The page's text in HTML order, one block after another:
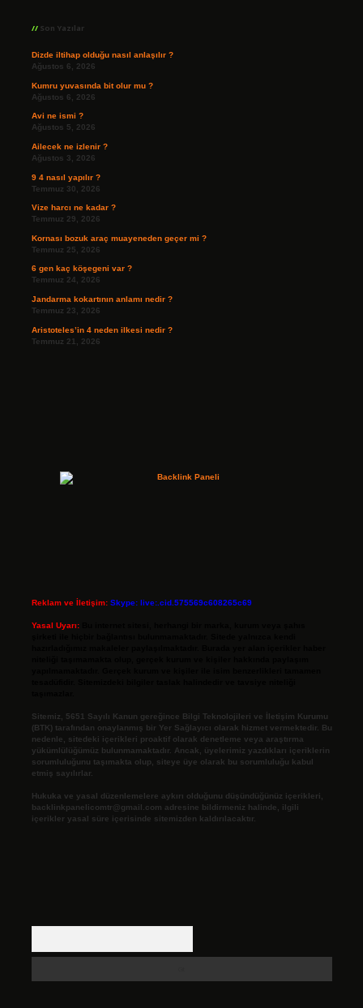
Son Yazılar
Dizde iltihap olduğu nasıl anlaşılır ?
Ağustos 6, 2026
Kumru yuvasında bit olur mu ?
Ağustos 6, 2026
Avi ne ismi ?
Ağustos 5, 2026
Ailecek ne izlenir ?
Ağustos 3, 2026
9 4 nasıl yapılır ?
Temmuz 30, 2026
Vize harcı ne kadar ?
Temmuz 29, 2026
Kornası bozuk araç muayeneden geçer mi ?
Temmuz 25, 2026
6 gen kaç köşegeni var ?
Temmuz 24, 2026
Jandarma kokartının anlamı nedir ?
Temmuz 23, 2026
Aristoteles’in 4 neden ilkesi nedir ?
Temmuz 21, 2026
Reklam ve İletişim: Skype: live:.cid.575569c608265c69
Yasal Uyarı:
Sitemiz, 5651 Sayılı Kanun gereğince Bilgi Teknolojileri ve İletişim Kurumu
(BTK) tarafından onaylanmış bir Yer Sağlayıcı olarak hizmet vermektedir. Bu
nedenle, sitedeki içerikleri proaktif olarak denetleme veya araştırma
yükümlülüğümüz bulunmamaktadır. Ancak, üyelerimiz yazdıkları içeriklerin
sorumluluğunu taşımakta olup, siteye üye olarak bu sorumluluğu kabul
etmiş sayılırlar.
Hukuka ve yasal düzenlemelere aykırı olduğunu düşündüğünüz içerikleri,
backlinkpanelicomtr@gmail.com adresine bildirmeniz halinde, ilgili
içerikler yasal süre içerisinde sitemizden kaldırılacaktır.